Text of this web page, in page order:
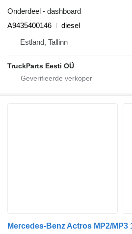
Onderdeel - dashboard
A9435400146
diesel
Estland, Tallinn
TruckParts Eesti OÜ